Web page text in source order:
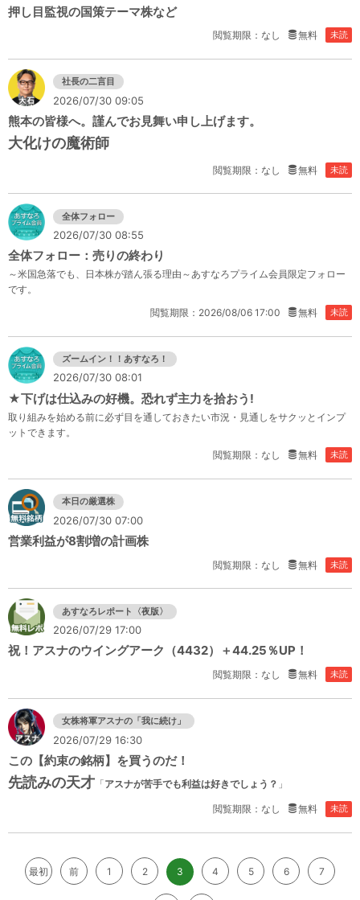
押し目監視の国策テーマ株など
未読
無料
閲覧期限：なし
社長の二言目
2026/07/30 09:05
熊本の皆様へ。謹んでお見舞い申し上げます。
大化けの魔術師
未読
無料
閲覧期限：なし
全体フォロー
2026/07/30 08:55
全体フォロー：売りの終わり
～米国急落でも、日本株が踏ん張る理由～あすなろプライム会員限定フォロー
です。
未読
無料
閲覧期限：2026/08/06 17:00
ズームイン！！あすなろ！
2026/07/30 08:01
★下げは仕込みの好機。恐れず主力を拾おう!
取り組みを始める前に必ず目を通しておきたい市況・見通しをサクッとインプ
ットできます。
未読
無料
閲覧期限：なし
本日の厳選株
2026/07/30 07:00
営業利益が8割増の計画株
未読
無料
閲覧期限：なし
あすなろレポート〈夜版〉
2026/07/29 17:00
祝！アスナのウイングアーク（4432）＋44.25％UP！
未読
無料
閲覧期限：なし
女株将軍アスナの「我に続け」
2026/07/29 16:30
この【約束の銘柄】を買うのだ！
先読みの天才 「アスナが苦手でも利益は好きでしょう？ 」
未読
無料
閲覧期限：なし
最初 前 1 2 3 4 5 6 7